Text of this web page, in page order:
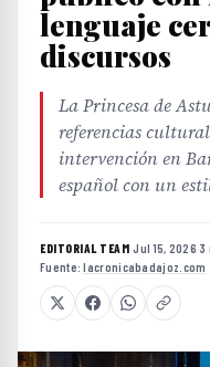
lenguaje
discursos
La Princesa de
referencias
intervención en
español con un
EDITORIAL TEAM·Jul 15, 2026·3
Fuente:lacronicabadajoz.com